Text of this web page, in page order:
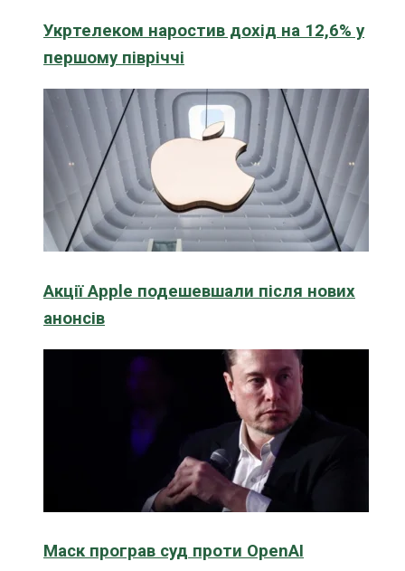
Укртелеком наростив дохід на 12,6% у
першому півріччі
Акції Apple подешевшали після нових
анонсів
Маск програв суд проти OpenAI